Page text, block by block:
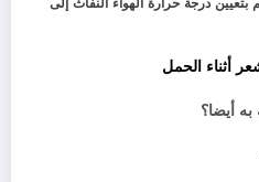
أثناء الحمل
أيضا؟